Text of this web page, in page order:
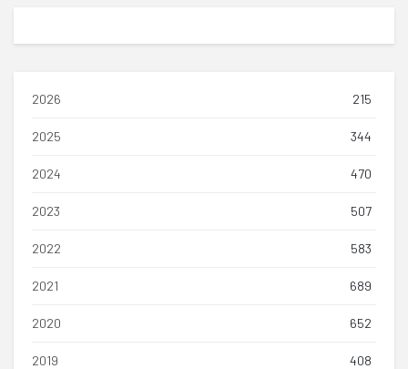
2026 215
2025 344
2024 470
2023 507
2022 583
2021 689
2020 652
2019 408